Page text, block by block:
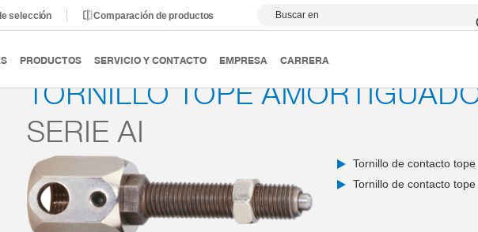
selección Comparación de productos Buscar en
PRODUCTOS SERVICIO Y CONTACTO EMPRESA CARRERA
Comunicación industrial Señales y abastecimiento de energía Serie AI
TORNILLO TOPE
SERIE AI
Tornillo de contacto
Tornillo de contacto